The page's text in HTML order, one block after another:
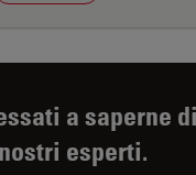
a saperne
esperti.